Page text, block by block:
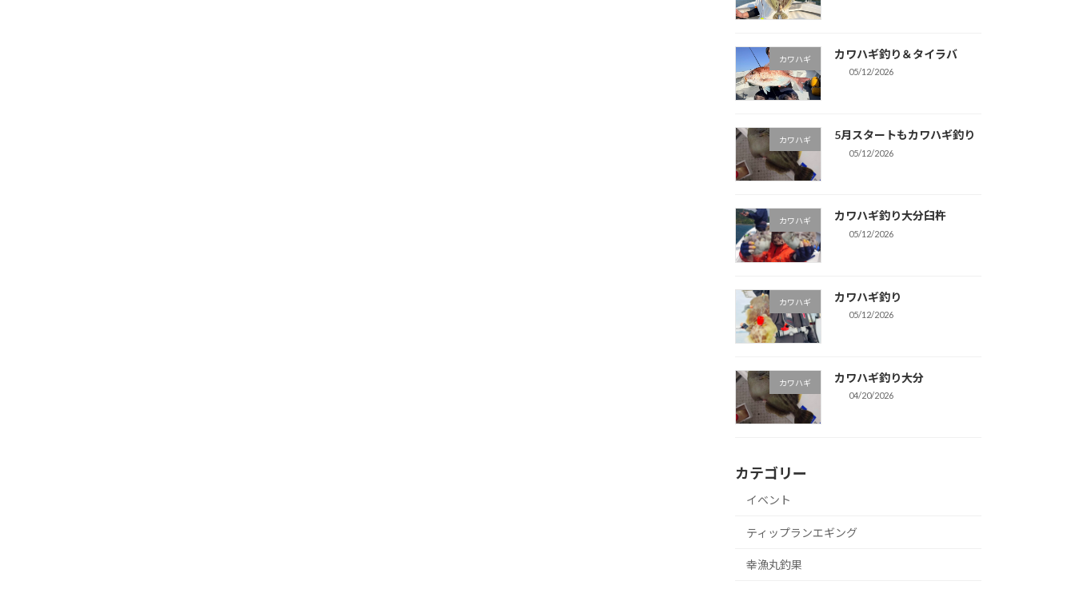
カワハギ カワハギ釣り＆タイラバ
05/12/2026
カワハギ 5月スタートもカワハギ釣り
05/12/2026
カワハギ カワハギ釣り大分臼杵
05/12/2026
カワハギ カワハギ釣り
05/12/2026
カワハギ カワハギ釣り大分
04/20/2026
カテゴリー
イベント
ティップランエギング
幸漁丸釣果